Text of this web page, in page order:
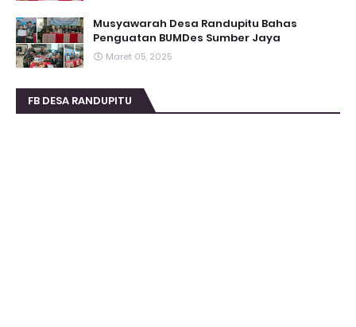
Musyawarah Desa Randupitu Bahas
Penguatan BUMDes Sumber Jaya
Maret 05, 2025
FB DESA RANDUPITU